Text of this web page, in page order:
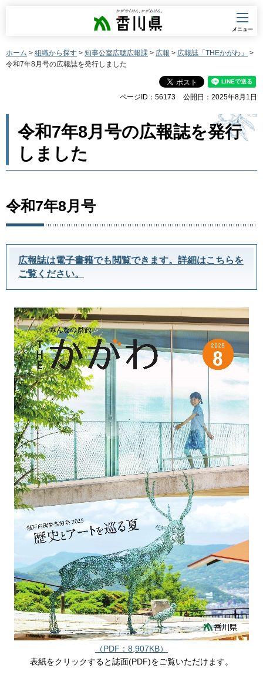
香川県
メニュー
ホーム > 組織から探す > 知事公室広聴広報課 > 広報 > 広報誌「THEかがわ」
>
令和7年8月号の広報誌を発行しました
ページID：56173 公開日：2025年8月1日
令和7年8月号の広報誌を発行
しました
令和7年8月号
広報誌は電子書籍でも閲覧できます。詳細はこちらを
ご覧ください。
（PDF：8,907KB）
表紙をクリックすると誌面(PDF)をご覧いただけます。